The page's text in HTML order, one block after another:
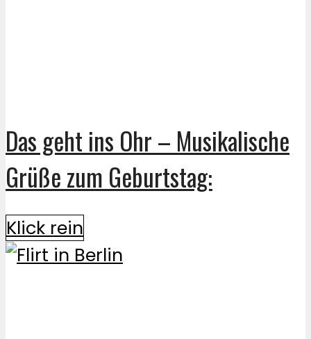
Das geht ins Ohr – Musikalische
Grüße zum Geburtstag:
Klick rein